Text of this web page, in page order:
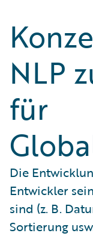
NLP
für
Die
Entwickler
sind (z. B.
Sortierung